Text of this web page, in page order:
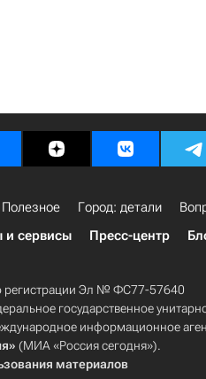
Полезное Город: детали
и сервисы Пресс-центр
регистрации Эл № ФС77-57640
государственное
информационное
(МИА «Россия сегодня»).
материалов